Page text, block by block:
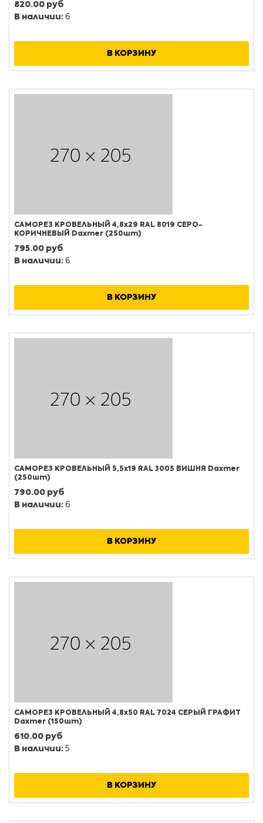
820.00 руб
В наличии: 6
В КОРЗИНУ
САМОРЕЗ КРОВЕЛЬНЫЙ 4,8х29 RAL 8019 СЕРО-
КОРИЧНЕВЫЙ Daxmer (250шт)
795.00 руб
В наличии: 6
В КОРЗИНУ
САМОРЕЗ КРОВЕЛЬНЫЙ 5,5х19 RAL 3005 ВИШНЯ Daxmer
(250шт)
790.00 руб
В наличии: 6
В КОРЗИНУ
САМОРЕЗ КРОВЕЛЬНЫЙ 4,8х50 RAL 7024 СЕРЫЙ ГРАФИТ
Daxmer (150шт)
610.00 руб
В наличии: 5
В КОРЗИНУ